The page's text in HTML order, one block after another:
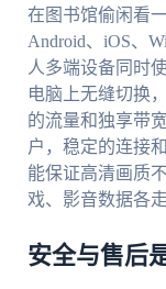
在图书馆偷闲看
Android、iOS、
人多端设备同时
电脑上无缝切换
的流量和独享带
户，稳定的连接
能保证高清画质
戏、影音数据各
安全与售后